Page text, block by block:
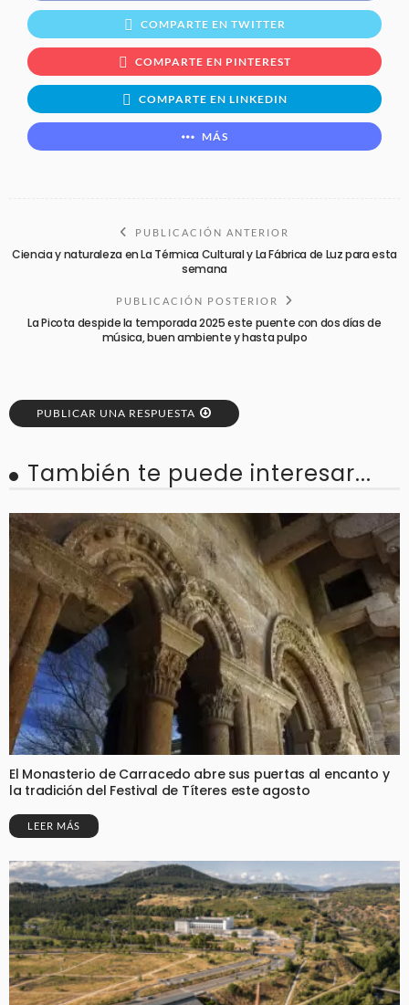
COMPARTE EN TWITTER
COMPARTE EN PINTEREST
COMPARTE EN LINKEDIN
MÁS
PUBLICACIÓN ANTERIOR
Ciencia y naturaleza en La Térmica Cultural y La Fábrica de Luz para esta
semana
PUBLICACIÓN POSTERIOR
La Picota despide la temporada 2025 este puente con dos días de
música, buen ambiente y hasta pulpo
PUBLICAR UNA RESPUESTA
También te puede interesar...
El Monasterio de Carracedo abre sus puertas al encanto y
la tradición del Festival de Títeres este agosto
LEER MÁS